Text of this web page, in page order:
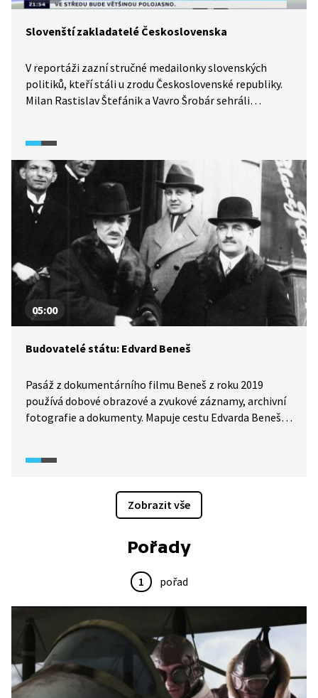
Slovenští zakladatelé Československa
V reportáži zazní stručné medailonky slovenských
politiků, kteří stáli u zrodu Československé republiky.
Milan Rastislav Štefánik a Vavro Šrobár sehráli
05:00
Budovatelé státu: Edvard Beneš
Pasáž z dokumentárního filmu Beneš z roku 2019
používá dobové obrazové a zvukové záznamy, archivní
fotografie a dokumenty. Mapuje cestu Edvarda Beneše
a s tehdejším premiérem Karlem Kramářem. Ty nebyly
Zobrazit vše
Pořady
1 pořad